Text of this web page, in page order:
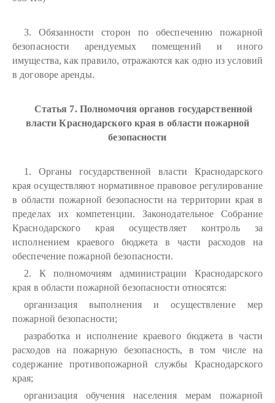
3. Обязанности сторон по обеспечению пожарной
безопасности арендуемых помещений и иного
имущества, как правило, отражаются как одно из условий
в договоре аренды.
Статья 7. Полномочия органов государственной
власти Краснодарского края в области пожарной
безопасности
1. Органы государственной власти Краснодарского
края осуществляют нормативное правовое регулирование
в области пожарной безопасности на территории края в
пределах их компетенции. Законодательное Собрание
Краснодарского края осуществляет контроль за
исполнением краевого бюджета в части расходов на
обеспечение пожарной безопасности.
2. К полномочиям администрации Краснодарского
края в области пожарной безопасности относятся:
организация выполнения и осуществление мер
пожарной безопасности;
разработка и исполнение краевого бюджета в части
расходов на пожарную безопасность, в том числе на
содержание противопожарной службы Краснодарского
края;
организация обучения населения мерам пожарной